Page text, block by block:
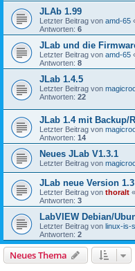
JLAb 1.99
Letzter Beitrag von amd-65
Antworten: 6
JLab und die
Letzter Beitrag von amd-65
Antworten: 8
JLab 1.4.5
Letzter Beitrag von
Antworten: 22
JLab 1.4 mit Backup/
Letzter Beitrag von
Antworten: 14
Neues JLab V1.3.1
Letzter Beitrag von
JLab neue Version 1.3
Letzter Beitrag von thoralt «
Antworten: 3
LabVIEW Debian/
Letzter Beitrag von linux-is-
Antworten: 2
Neues Thema